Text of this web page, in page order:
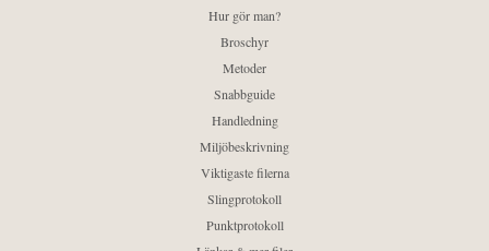
Hur gör man?
Broschyr
Metoder
Snabbguide
Handledning
Miljöbeskrivning
Viktigaste filerna
Slingprotokoll
Punktprotokoll